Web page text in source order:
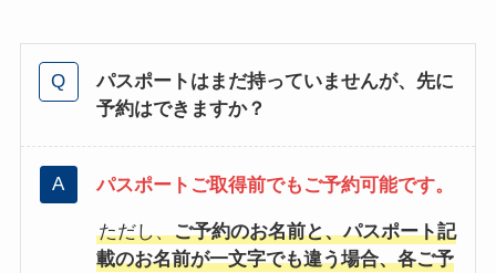
パスポートはまだ持っていませんが、先に
予約はできますか？
パスポートご取得前でもご予約可能です。
ただし、ご予約のお名前と、パスポート記
載のお名前が一文字でも違う場合、各ご予